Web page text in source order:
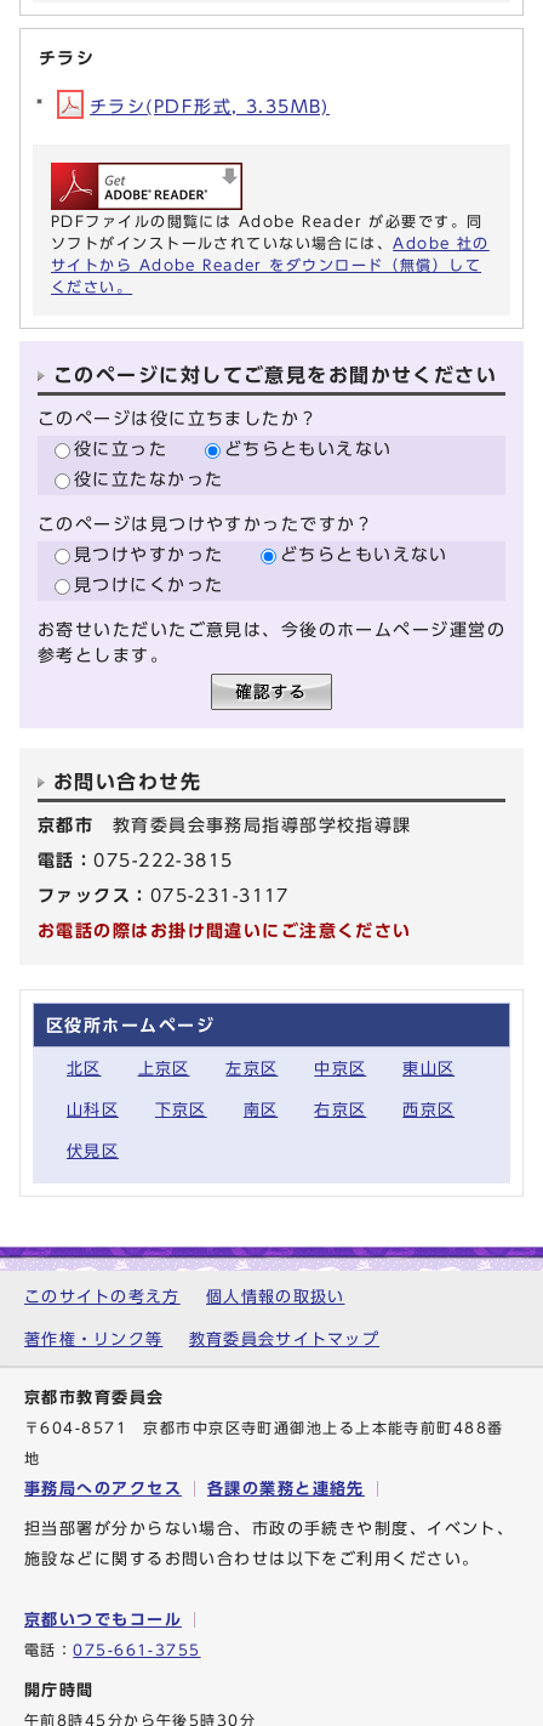
チラシ
チラシ(PDF形式, 3.35MB)
PDFファイルの閲覧には Adobe Reader が必要です。同
ソフトがインストールされていない場合には、 Adobe 社の
サイトから Adobe Reader をダウンロード（無償）して
ください。
このページに対してご意見をお聞かせください
このページは役に立ちましたか？
役に立った
どちらともいえない
役に立たなかった
このページは見つけやすかったですか？
見つけやすかった
どちらともいえない
見つけにくかった
お寄せいただいたご意見は、今後のホームページ運営の
参考とします。
お問い合わせ先
京都市 教育委員会事務局指導部学校指導課
電話：075-222-3815
ファックス： 075-231-3117
お電話の際はお掛け間違いにご注意ください
区役所ホームページ
北区 上京区 左京区 中京区 東山区
山科区 下京区 南区 右京区 西京区
伏見区
このサイトの考え方 個人情報の取扱い
著作権・リンク等 教育委員会サイトマップ
京都市教育委員会
〒604-8571 京都市中京区寺町通御池上る上本能寺前町488番
地
事務局へのアクセス 各課の業務と連絡先
担当部署が分からない場合、市政の手続きや制度、イベント、
施設などに関するお問い合わせは以下をご利用ください。
京都いつでもコール
電話：075-661-3755
開庁時間
午前8時45分から午後5時30分